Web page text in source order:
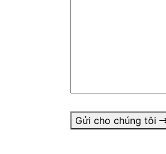
Gửi cho chúng tôi